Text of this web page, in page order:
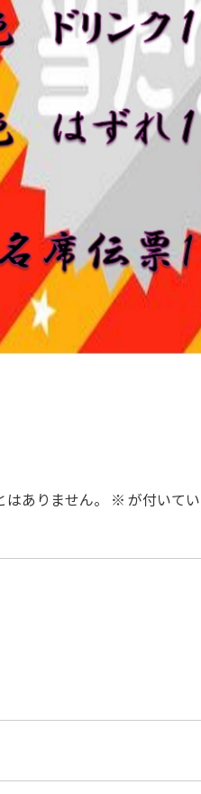
ありません。 ※ が付いて